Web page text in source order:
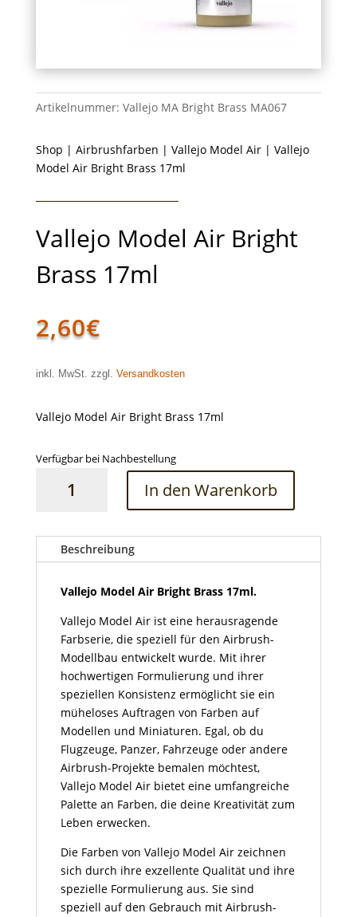
Artikelnummer: Vallejo MA Bright Brass MA067
Shop | Airbrushfarben | Vallejo Model Air| Vallejo
Model Air Bright Brass 17ml
Vallejo Model Air Bright
Brass 17ml
2,60€
inkl. MwSt. zzgl. Versandkosten
Vallejo Model Air Bright Brass 17ml
Verfügbar bei Nachbestellung
Brass
Menge
In den Warenkorb
Beschreibung
Vallejo Model Air Bright Brass17ml.
Vallejo Model Air ist eine herausragende
Farbserie, die speziell für den Airbrush-
Modellbau entwickelt wurde. Mit ihrer
hochwertigen Formulierung und ihrer
speziellen Konsistenz ermöglicht sie ein
müheloses Auftragen von Farben auf
Modellen und Miniaturen. Egal, ob du
Flugzeuge, Panzer, Fahrzeuge oder andere
Airbrush-Projekte bemalen möchtest,
Vallejo Model Air bietet eine umfangreiche
Palette an Farben, die deine Kreativität zum
Leben erwecken.
Die Farben von Vallejo Model Air zeichnen
sich durch ihre exzellente Qualität und ihre
spezielle Formulierung aus. Sie sind
speziell auf den Gebrauch mit Airbrush-